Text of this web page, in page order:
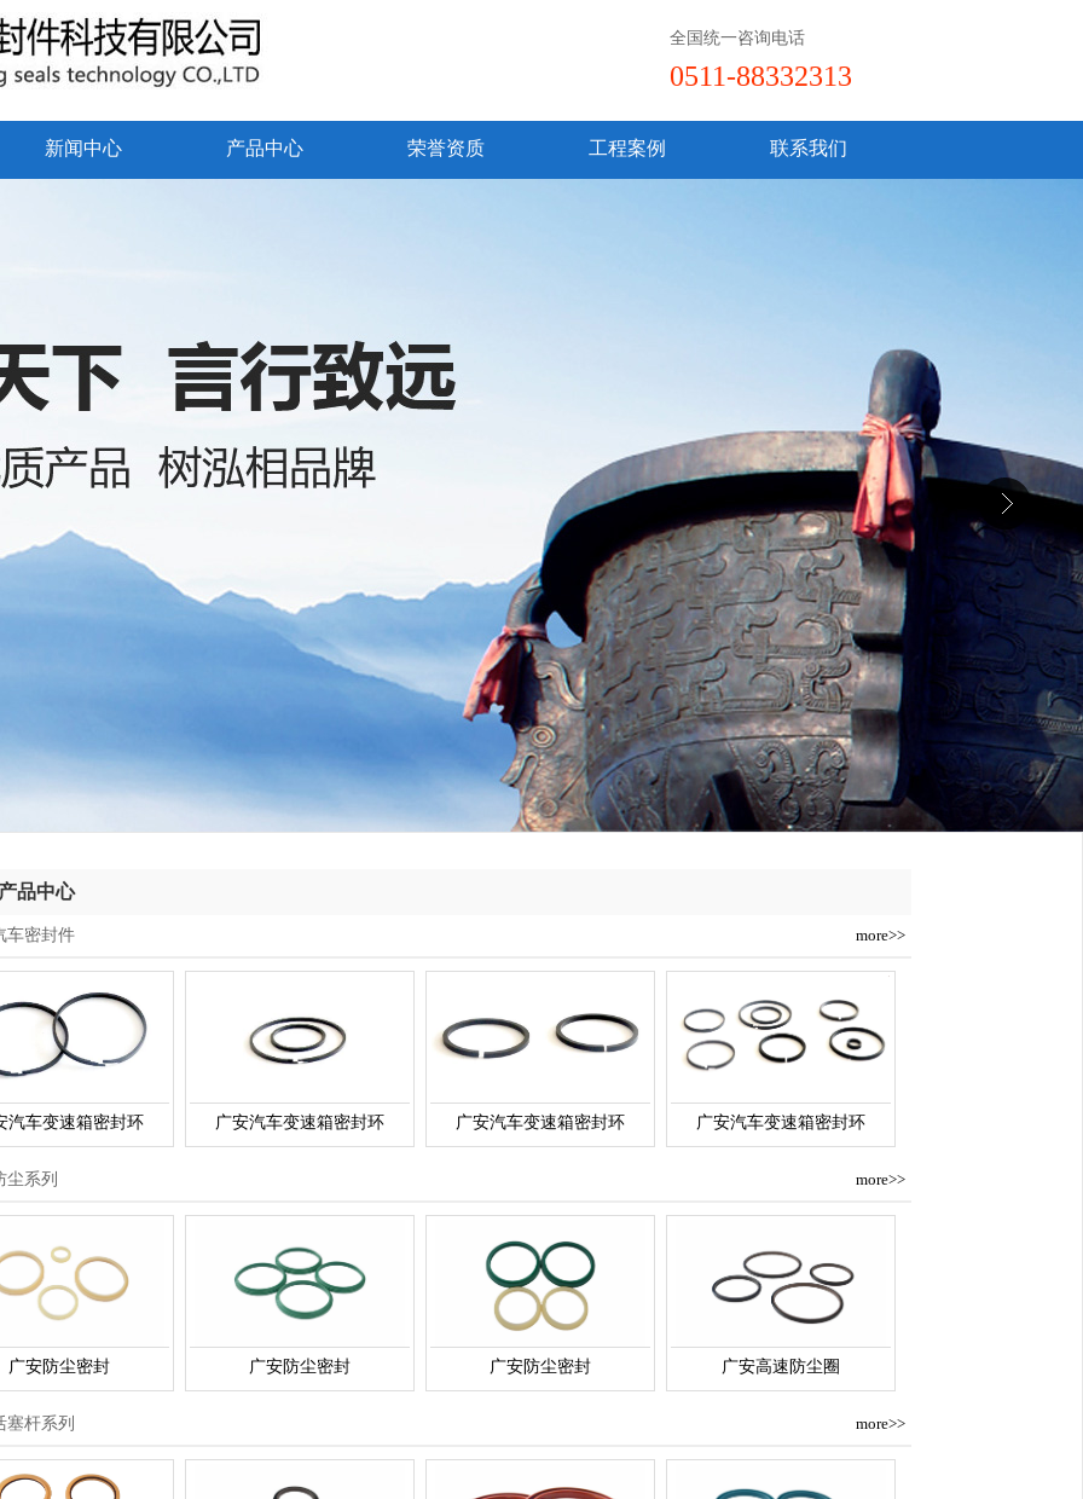
全国统一咨询电话
0511-88332313
新闻中心 产品中心 荣誉资质 工程案例 联系我们
品中心
车密封件 more>>
汽车变速箱密封环 广安汽车变速箱密封环 广安汽车变速箱密封环 广安汽车变速箱密封环
尘系列 more>>
广安防尘密封 广安防尘密封 广安防尘密封 广安高速防尘圈
塞杆系列 more>>